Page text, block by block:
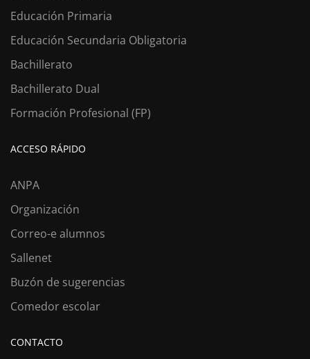
Educación Primaria
Educación Secundaria Obligatoria
Bachillerato
Bachillerato Dual
Formación Profesional (FP)
ACCESO RÁPIDO
ANPA
Organización
Correo-e alumnos
Sallenet
Buzón de sugerencias
Comedor escolar
CONTACTO